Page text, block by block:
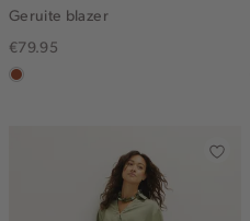
Geruite blazer
€79.95
bruin